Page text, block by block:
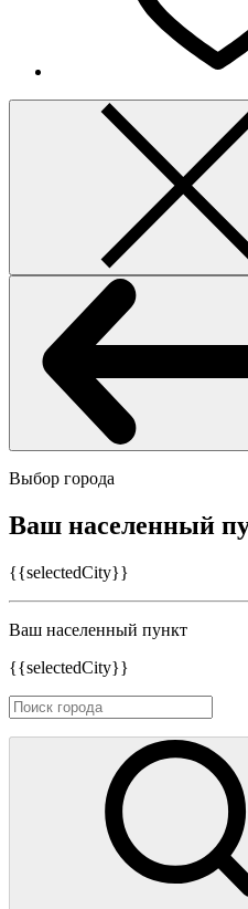
Выбор города
Ваш населенный
{{selectedCity}}
Ваш населенный пункт
{{selectedCity}}